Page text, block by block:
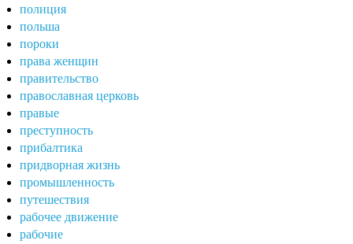
полиция
польша
пороки
права женщин
правительство
православная церковь
правые
преступность
прибалтика
придворная жизнь
промышленность
путешествия
рабочее движение
рабочие